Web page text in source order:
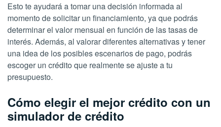
Esto te ayudará a tomar una decisión informada al
momento de solicitar un financiamiento, ya que podrás
determinar el valor mensual en función de las tasas de
interés. Además, al valorar diferentes alternativas y tener
una idea de los posibles escenarios de pago, podrás
escoger un crédito que realmente se ajuste a tu
presupuesto.
Cómo elegir el mejor crédito con un
simulador de crédito